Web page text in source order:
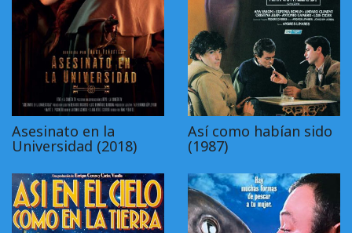
Asesinato en la
Universidad (2018)
Así como habían sido
(1987)